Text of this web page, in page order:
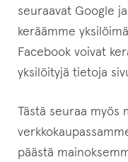
seuraavat Google
keräämme
Facebook voivat
yksilöityjä tietoja
Tästä seuraa myös
päästä